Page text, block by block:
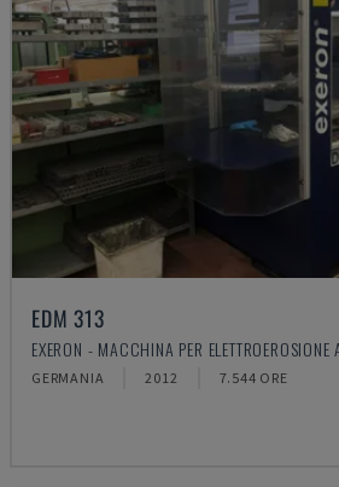
EDM 313
EXERON - MACCHINA PER ELETTROEROSIONE
GERMANIA 2012 7.544 ORE